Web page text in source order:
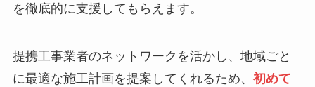
を徹底的に支援してもらえます。
提携工事業者のネットワークを活かし、地域ごと
に最適な施工計画を提案してくれるため、 初めて